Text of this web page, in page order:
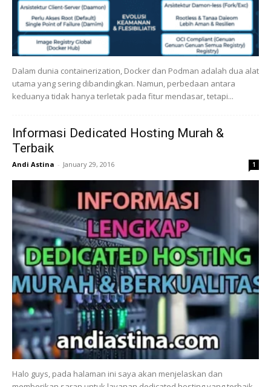
Dalam dunia containerization, Docker dan Podman adalah dua alat
utama yang sering dibandingkan. Namun, perbedaan antara
keduanya tidak hanya terletak pada fitur mendasar, tetapi...
Informasi Dedicated Hosting Murah &
Terbaik
Andi Astina - January 29, 2016 1
Halo guys, pada halaman ini saya akan menjelaskan dan